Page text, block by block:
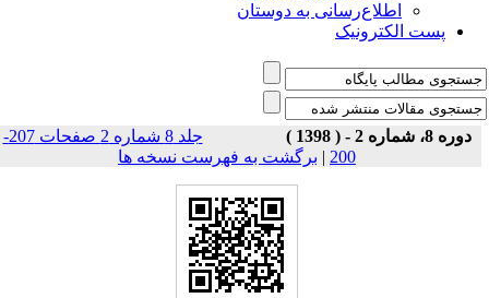
اطلاع‌رسانی به دوستان
پست الکترونیک
دوره 8، شماره 2 - ( 1398 )
جلد 8 شماره 2 صفحات 207-
200
| برگشت به فهرست نسخه ها